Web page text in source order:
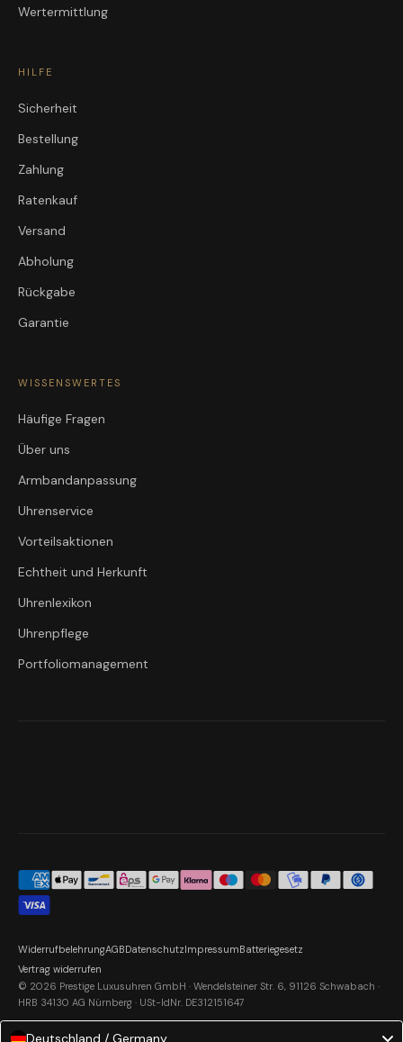
Wertermittlung
HILFE
Sicherheit
Bestellung
Zahlung
Ratenkauf
Versand
Abholung
Rückgabe
Garantie
WISSENSWERTES
Häufige Fragen
Über uns
Armbandanpassung
Uhrenservice
Vorteilsaktionen
Echtheit und Herkunft
Uhrenlexikon
Uhrenpflege
Portfoliomanagement
© 2026 Prestige Luxusuhren GmbH · Wendelsteiner Str. 6, 91126 Schwabach ·
HRB 34130 AG Nürnberg · USt-IdNr. DE312151647
WiderrufbelehrungAGBDatenschutzImpressumBatteriegesetz
Vertrag widerrufen
Deutschland / Germany